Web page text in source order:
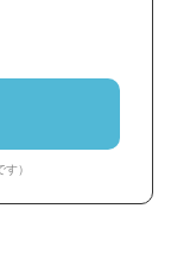
）